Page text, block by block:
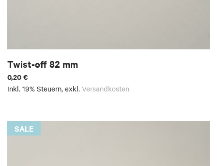
Twist-off 82 mm
0,20 €
Inkl. 19% Steuern, exkl. Versandkosten
SALE